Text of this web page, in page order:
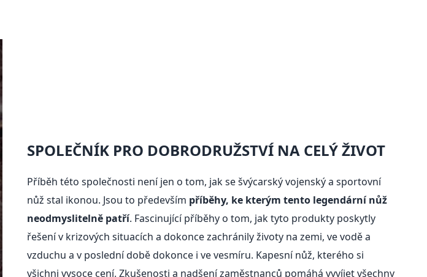
SPOLEČNÍK PRO DOBRODRUŽSTVÍ NA CELÝ ŽIVOT
Příběh této společnosti není jen o tom, jak se švýcarský vojenský a sportovní
nůž stal ikonou. Jsou to především příběhy, ke kterým tento legendární nůž
neodmyslitelně patří. Fascinující příběhy o tom, jak tyto produkty poskytly
řešení v krizových situacích a dokonce zachránily životy na zemi, ve vodě a
vzduchu a v poslední době dokonce i ve vesmíru. Kapesní nůž, kterého si
všichni vysoce cení. Zkušenosti a nadšení zaměstnanců pomáhá vyvíjet všechny